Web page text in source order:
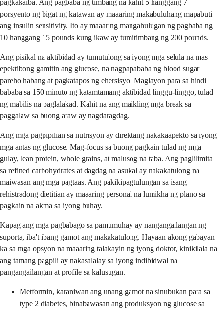
pagkakaiba. Ang pagbaba ng timbang na kahit 5 hanggang 7
porsyento ng bigat ng katawan ay maaaring makabuluhang mapabuti
ang insulin sensitivity. Ito ay maaaring mangahulugan ng pagbaba ng
10 hanggang 15 pounds kung ikaw ay tumitimbang ng 200 pounds.
Ang pisikal na aktibidad ay tumutulong sa iyong mga selula na mas
epektibong gamitin ang glucose, na nagpapababa ng blood sugar
pareho habang at pagkatapos ng ehersisyo. Maglayon para sa hindi
bababa sa 150 minuto ng katamtamang aktibidad linggu-linggo, tulad
ng mabilis na paglalakad. Kahit na ang maikling mga break sa
paggalaw sa buong araw ay nagdaragdag.
Ang mga pagpipilian sa nutrisyon ay direktang nakakaapekto sa iyong
mga antas ng glucose. Mag-focus sa buong pagkain tulad ng mga
gulay, lean protein, whole grains, at malusog na taba. Ang paglilimita
sa refined carbohydrates at dagdag na asukal ay nakakatulong na
maiwasan ang mga pagtaas. Ang pakikipagtulungan sa isang
rehistradong dietitian ay maaaring personal na lumikha ng plano sa
pagkain na akma sa iyong buhay.
Kapag ang mga pagbabago sa pamumuhay ay nangangailangan ng
suporta, iba't ibang gamot ang makakatulong. Hayaan akong gabayan
ka sa mga opsyon na maaaring talakayin ng iyong doktor, kinikilala na
ang tamang pagpili ay nakasalalay sa iyong indibidwal na
pangangailangan at profile sa kalusugan.
Metformin, karaniwan ang unang gamot na sinubukan para sa
type 2 diabetes, binabawasan ang produksyon ng glucose sa